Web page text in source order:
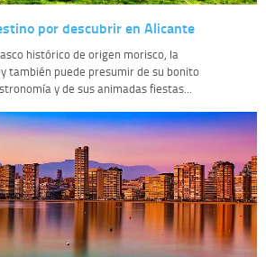
por descubrir en Alicante
histórico de origen morisco, la
también puede presumir de su bonito
y de sus animadas fiestas...